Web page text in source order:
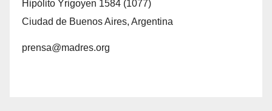
Hipólito Yrigoyen 1584 (1077)
Ciudad de Buenos Aires, Argentina
prensa@madres.org